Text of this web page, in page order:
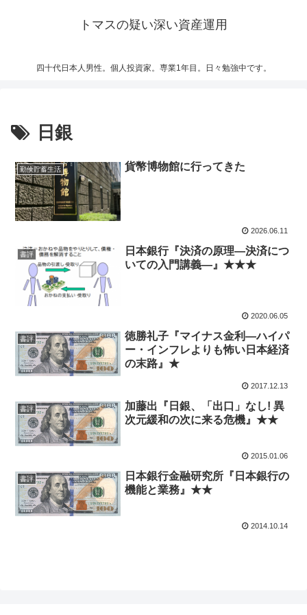
トマスの疑い深い資産運用
四十代日本人男性。個人投資家。専業1年目。日々勉強中です。
日銀
勤倹貯蓄生活 貨幣博物館に行ってきた
2026.06.11
書評
日本銀行『決済の原理―決済につ
いての入門講義―』★★★
2020.06.05
書評
徳勝礼子『マイナス金利―ハイパ
ー・インフレよりも怖い日本経済
の末路』★
2017.12.13
書評
加藤出『日銀、「出口」なし! 異
次元緩和の次に来る危機』★★
2015.01.06
書評
日本銀行金融研究所『日本銀行の
機能と業務』★★
2014.10.14